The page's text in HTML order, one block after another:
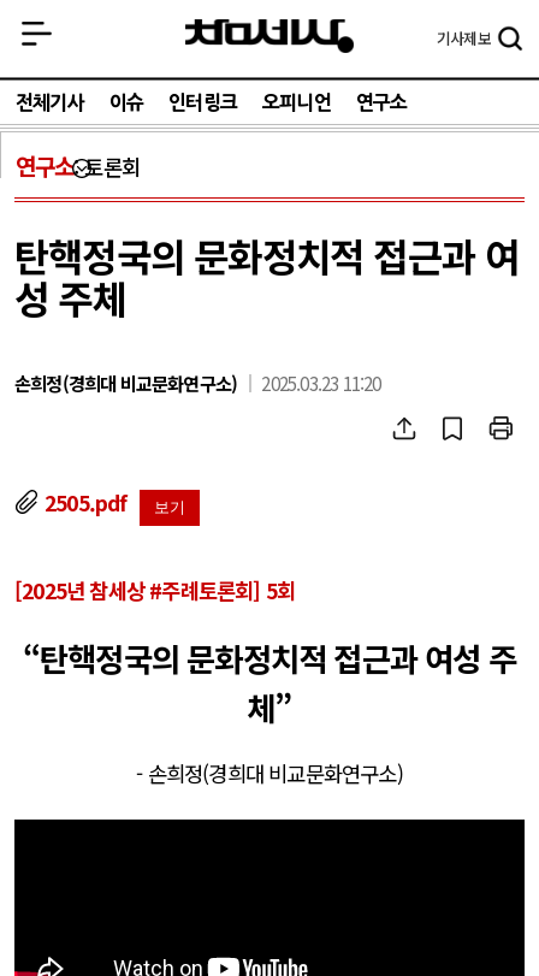
기사제보
전체기사 이슈 인터링크 오피니언 연구소
연구소 토론회
탄핵정국의 문화정치적 접근과 여
성 주체
손희정(경희대 비교문화연구소) 2025.03.23 11:20
2505.pdf 보기
[2025년 참세상 #주례토론회] 5회
“탄핵정국의 문화정치적 접근과 여성 주
체”
- 손희정(경희대 비교문화연구소)